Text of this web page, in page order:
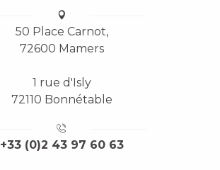
50 Place Carnot,
72600 Mamers
1 rue d'Isly
72110 Bonnétable
+33 (0)2 43 97 60 63